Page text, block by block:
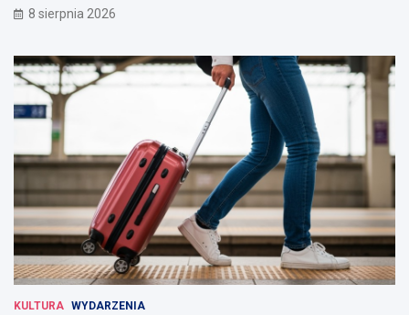
8 sierpnia 2026
KULTURA WYDARZENIA